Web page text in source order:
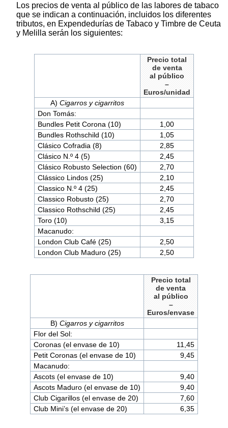
Los precios de venta al público de las labores de tabaco
que se indican a continuación, incluidos los diferentes
tributos, en Expendedurías de Tabaco y Timbre de Ceuta
y Melilla serán los siguientes:
Precio total
de venta
al público
–
Euros/unidad
A) Cigarros y cigarritos
Don Tomás:
Bundles Petit Corona (10)
1,00
Bundles Rothschild (10)
1,05
Clásico Cofradia (8)
2,85
Clásico N.º 4 (5)
2,45
Clásico Robusto Selection (60)
2,70
Clássico Lindos (25)
2,10
Classico N.º 4 (25)
2,45
Classico Robusto (25)
2,70
Classico Rothschild (25)
2,45
Toro (10)
3,15
Macanudo:
London Club Café (25)
2,50
London Club Maduro (25)
2,50
Precio total
de venta
al público
–
Euros/envase
B) Cigarros y cigarritos
Flor del Sol:
Coronas (el envase de 10)
11,45
Petit Coronas (el envase de 10)
9,45
Macanudo:
Ascots (el envase de 10)
9,40
Ascots Maduro (el envase de 10)
9,40
Club Cigarillos (el envase de 20)
7,60
Club Mini’s (el envase de 20)
6,35